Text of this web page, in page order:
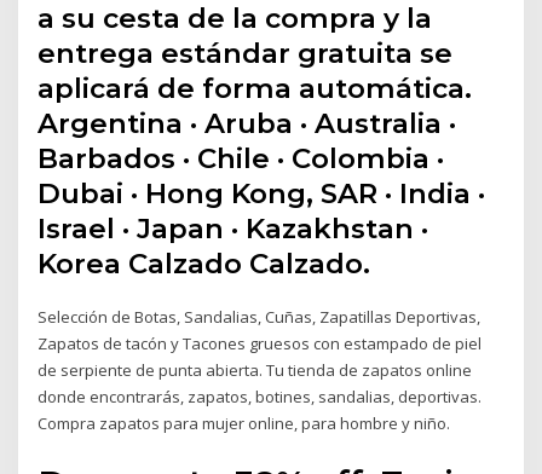
a su cesta de la compra y la
entrega estándar gratuita se
aplicará de forma automática.
Argentina · Aruba · Australia ·
Barbados · Chile · Colombia ·
Dubai · Hong Kong, SAR · India ·
Israel · Japan · Kazakhstan ·
Korea Calzado Calzado.
Selección de Botas, Sandalias, Cuñas, Zapatillas Deportivas,
Zapatos de tacón y Tacones gruesos con estampado de piel
de serpiente de punta abierta. Tu tienda de zapatos online
donde encontrarás, zapatos, botines, sandalias, deportivas.
Compra zapatos para mujer online, para hombre y niño.